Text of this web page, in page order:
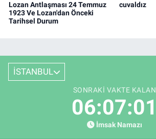
Lozan Antlaşması 24 Temmuz
1923 Ve Lozan'dan Önceki
Tarihsel Durum
cuvaldız
İSTANBUL
SONRAKI VAKTE KALAN
06:07:00
İmsak Namazı